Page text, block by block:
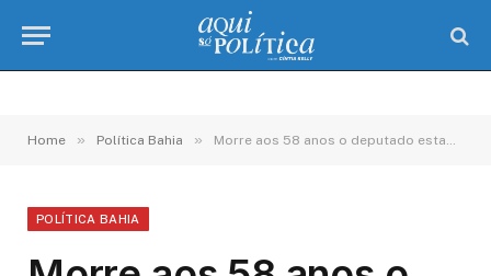
Home » Política Bahia » Morre aos 58 anos o deputado estadual da Bahia Alan Sanches
POLÍTICA BAHIA